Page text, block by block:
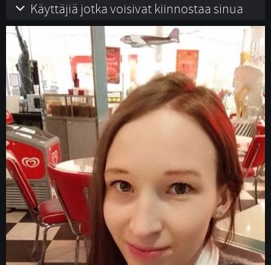
Käyttäjiä jotka voisivat kiinnostaa sinua